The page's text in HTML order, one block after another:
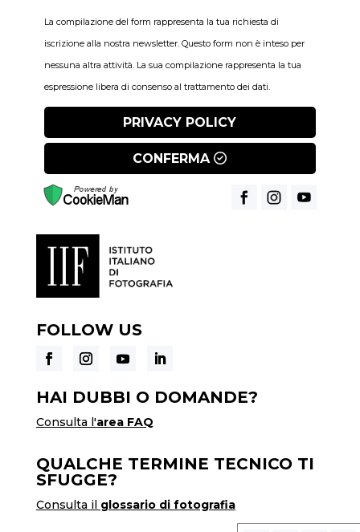
La compilazione del form rappresenta la tua richiesta di
iscrizione alla nostra newsletter. Questo form non è inteso per
nessuna altra attività. La sua compilazione rappresenta la tua
espressione libera di consenso al trattamento dei dati.
PRIVACY POLICY
CONFERMA
FOLLOW US
HAI DUBBI O DOMANDE?
Consulta l'area FAQ
QUALCHE TERMINE TECNICO TI
SFUGGE?
Consulta il glossario di fotografia